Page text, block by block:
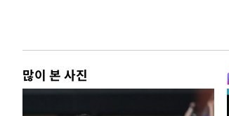
많이 본 사진